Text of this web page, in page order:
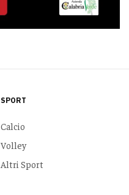
SPORT
Calcio
Volley
Altri Sport